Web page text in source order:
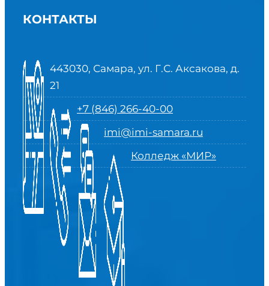
КОНТАКТЫ
443030, Самара, ул. Г.С. Аксакова, д.
21
+7 (846) 266-40-00
imi@imi-samara.ru
Колледж «МИР»